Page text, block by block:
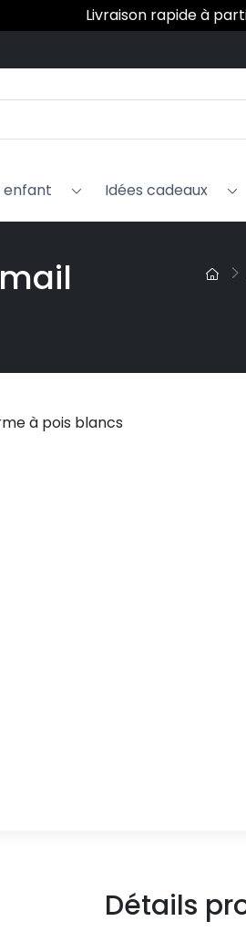
Livraison rapide à
ans que My Little Fantaisie
enfant Idées cadeaux
Détails